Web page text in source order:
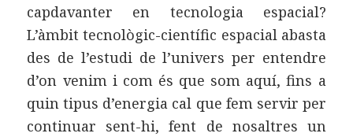
capdavanter en tecnologia espacial?
L’àmbit tecnològic-científic espacial abasta
des de l’estudi de l’univers per entendre
d’on venim i com és que som aquí, fins a
quin tipus d’energia cal que fem servir per
continuar sent-hi, fent de nosaltres un